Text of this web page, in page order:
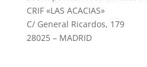
CRIF «LAS ACACIAS»
C/ General Ricardos, 179
28025 – MADRID